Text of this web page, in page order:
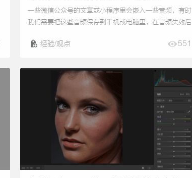
一些微信公众号的文章或小程序里会嵌入一些音频，有时
我们需要把这些音频保存到手机或电脑里，在音频失效后
下：1、打开要下载的音频开始播放，使得音频缓存到本
手机/Android/data/com.tencent.mm/MicroMsg/”，
保证列表按时间排序，然后在靠前的位置找一个名字很长
的文件夹，文件夹名...
经验/观点 551